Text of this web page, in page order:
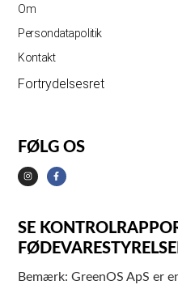
Om
Persondatapolitik
Kontakt
Fortrydelsesret
FØLG OS
SE
Bemærk: GreenOS ApS er